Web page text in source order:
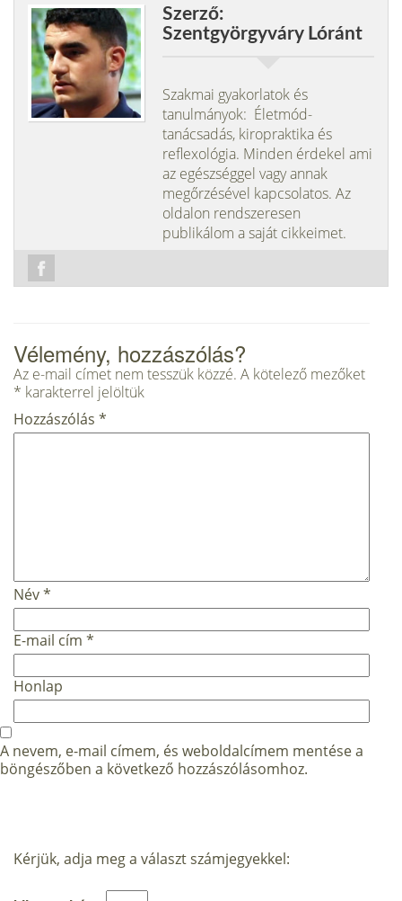
Szerző:
Szentgyörgyváry Lóránt
Szakmai gyakorlatok és
tanulmányok: Életmód-
tanácsadás, kiropraktika és
reflexológia. Minden érdekel ami
az egészséggel vagy annak
megőrzésével kapcsolatos. Az
oldalon rendszeresen
publikálom a saját cikkeimet.
Vélemény, hozzászólás?
Az e-mail címet nem tesszük közzé. A kötelező mezőket
* karakterrel jelöltük
Hozzászólás *
Név*
E-mail cím *
Honlap
A nevem, e-mail címem, és weboldalcímem mentése a
böngészőben a következő hozzászólásomhoz.
Kérjük, adja meg a választ számjegyekkel: